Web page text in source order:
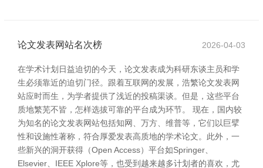
论文发表网站名次榜 2026-04-03
在学术计划日益迫切的今天，论文发表成为科研东谈主员和学
生必须靠近的迫切门径。跟着互联网的发展，浩繁论文发表网
站应时而生，为学者提供了浅近的投稿渠谈。但是，这些平台
质地繁芜不皆，怎样选拔可靠的平台成为环节。 现在，国内较
为知名的论文发表网站包括知网、万方、维普等，它们以巨擘
性和设施性著称，符合厚爱发表高质地的学术论文。此外，一
些新兴的洞开获得（Open Access）平台如Springer、
Elsevier、IEEE Xplore等，也受到越来越多计划者的喜欢，尤